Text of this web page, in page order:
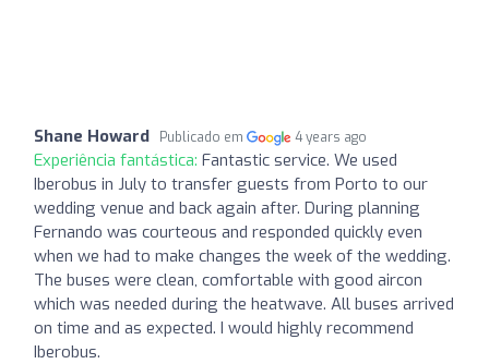
Shane Howard Publicado em 4 years ago
Experiência fantástica: Fantastic service. We used
Iberobus in July to transfer guests from Porto to our
wedding venue and back again after. During planning
Fernando was courteous and responded quickly even
when we had to make changes the week of the wedding.
The buses were clean, comfortable with good aircon
which was needed during the heatwave. All buses arrived
on time and as expected. I would highly recommend
Iberobus.